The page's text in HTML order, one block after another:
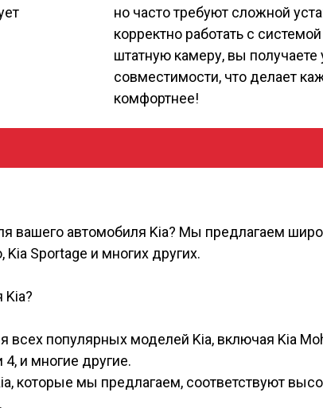
но часто требуют сложной
корректно работать с
штатную камеру, вы получаете
совместимости, что делает
комфортнее!
вашего автомобиля Kia? Мы предлагаем
Sportage и многих других.
Kia?
популярных моделей Kia, включая Kia
4, и многие другие.
которые мы предлагаем, соответствуют